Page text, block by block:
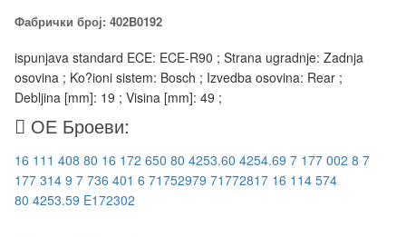
Фабрички број: 402B0192
ispunjava standard ECE: ECE-R90 ; Strana ugradnje: Zadnja
osovina ; Ko?ioni sistem: Bosch ; Izvedba osovina: Rear ;
Debljina [mm]: 19 ; Visina [mm]: 49 ;
ОЕ Броеви:
16 111 408 80 16 172 650 80 4253.60 4254.69 7 177 002 8 7
177 314 9 7 736 401 6 71752979 71772817 16 114 574
80 4253.59 E172302